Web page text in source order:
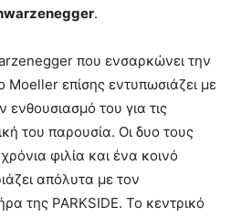
.
που ενσαρκώνει την
Moeller επίσης εντυπωσιάζει με
ενθουσιασμό του για τις
του παρουσία. Οι δυο τους
φιλία και ένα κοινό
απόλυτα με τον
της PARKSIDE. Το κεντρικό